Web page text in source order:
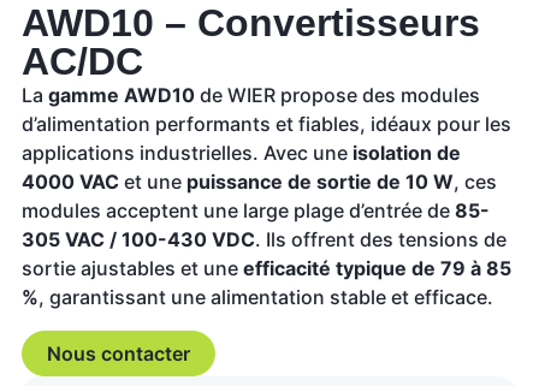
AWD10 – Convertisseurs
AC/DC
La gamme AWD10 de WIER propose des modules
d’alimentation performants et fiables, idéaux pour les
applications industrielles. Avec une isolation de
4000 VAC et une puissance de sortie de 10 W, ces
modules acceptent une large plage d’entrée de 85-
305 VAC / 100-430 VDC. Ils offrent des tensions de
sortie ajustables et une efficacité typique de 79 à 85
%, garantissant une alimentation stable et efficace.
Nous contacter